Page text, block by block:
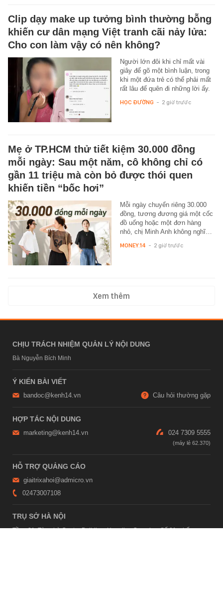
Clip dạy make up tưởng bình thường bỗng
khiến cư dân mạng Việt tranh cãi nảy lửa:
Cho con làm vậy có nên không?
Người lớn đôi khi chỉ mất vài
giây để gõ một bình luận, trong
khi một đứa trẻ có thể phải mất
rất lâu để quên đi những lời ấy.
HỌC ĐƯỜNG - 2 giờ trước
Mẹ ở TP.HCM thử tiết kiệm 30.000 đồng
mỗi ngày: Sau một năm, cô không chỉ có
gần 11 triệu mà còn bỏ được thói quen
khiến tiền “bốc hơi”
Mỗi ngày chuyển riêng 30.000
đồng, tương đương giá một cốc
đồ uống hoặc một đơn hàng
nhỏ, chị Minh Anh không nghĩ…
MONEY.14 - 2 giờ trước
Xem thêm
CHỊU TRÁCH NHIỆM QUẢN LÝ NỘI DUNG
Bà Nguyễn Bích Minh
Ý KIẾN BÀI VIẾT
bandoc@kenh14.vn Câu hỏi thường gặp
HỢP TÁC NỘI DUNG
marketing@kenh14.vn 024 7309 5555
HỖ TRỢ QUẢNG CÁO
giaitrixahoi@admicro.vn
02473007108
TRỤ SỞ HÀ NỘI
Tầng 21, Tòa nhà Center Building, Hapulico Complex, Số 01, phố